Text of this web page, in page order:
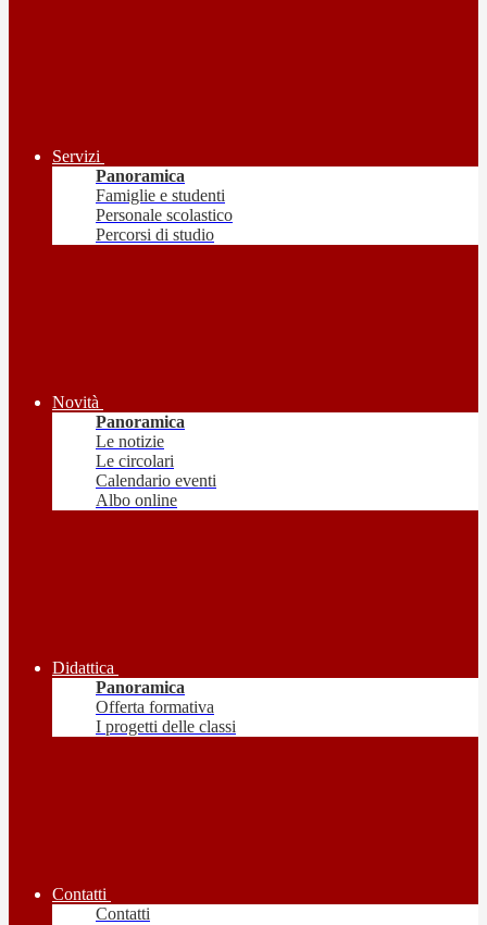
Servizi
Panoramica
Famiglie e studenti
Personale scolastico
Percorsi di studio
Novità
Panoramica
Le notizie
Le circolari
Calendario eventi
Albo online
Didattica
Panoramica
Offerta formativa
I progetti delle classi
Contatti
Contatti